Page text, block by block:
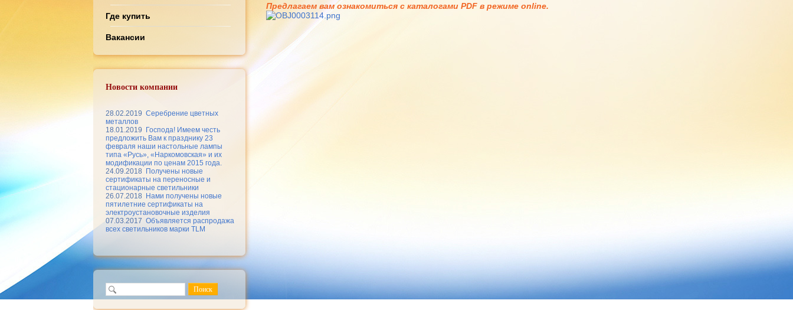
Где купить
Вакансии
Новости компании
28.02.2019 Серебрение цветных
металлов
18.01.2019
Господа! Имеем честь
предложить Вам к празднику 23
февраля наши настольные лампы
типа «Русь», «Наркомовская» и их
модификации по ценам 2015 года.
24.09.2018
Получены новые
сертификаты на переносные и
стационарные светильники
26.07.2018
Нами получены новые
пятилетние сертификаты на
электроустановочные изделия
07.03.2017 Объявляется распродажа
всех светильников марки TLM
Предлагаем вам ознакомиться с каталогами PDF в режиме online.